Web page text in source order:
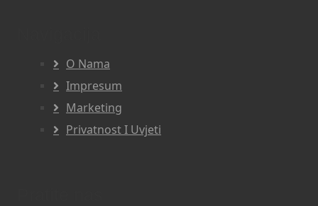
O Nama
Impresum
Marketing
Privatnost I Uvjeti